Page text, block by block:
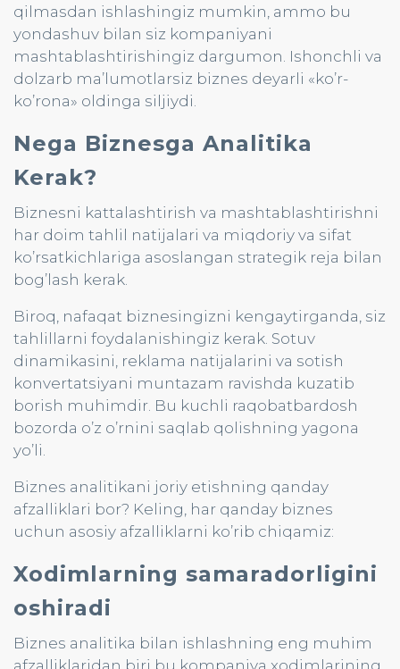
qilmasdan ishlashingiz mumkin, ammo bu
yondashuv bilan siz kompaniyani
mashtablashtirishingiz dargumon. Ishonchli va
dolzarb ma’lumotlarsiz biznes deyarli «ko’r-
ko’rona» oldinga siljiydi.
Nega Biznesga Analitika
Kerak?
Biznesni kattalashtirish va mashtablashtirishni
har doim tahlil natijalari va miqdoriy va sifat
ko’rsatkichlariga asoslangan strategik reja bilan
bog’lash kerak.
Biroq, nafaqat biznesingizni kengaytirganda, siz
tahlillarni foydalanishingiz kerak. Sotuv
dinamikasini, reklama natijalarini va sotish
konvertatsiyani muntazam ravishda kuzatib
borish muhimdir. Bu kuchli raqobatbardosh
bozorda o’z o’rnini saqlab qolishning yagona
yo’li.
Biznes analitikani joriy etishning qanday
afzalliklari bor? Keling, har qanday biznes
uchun asosiy afzalliklarni ko’rib chiqamiz:
Xodimlarning samaradorligini
oshiradi
Biznes analitika bilan ishlashning eng muhim